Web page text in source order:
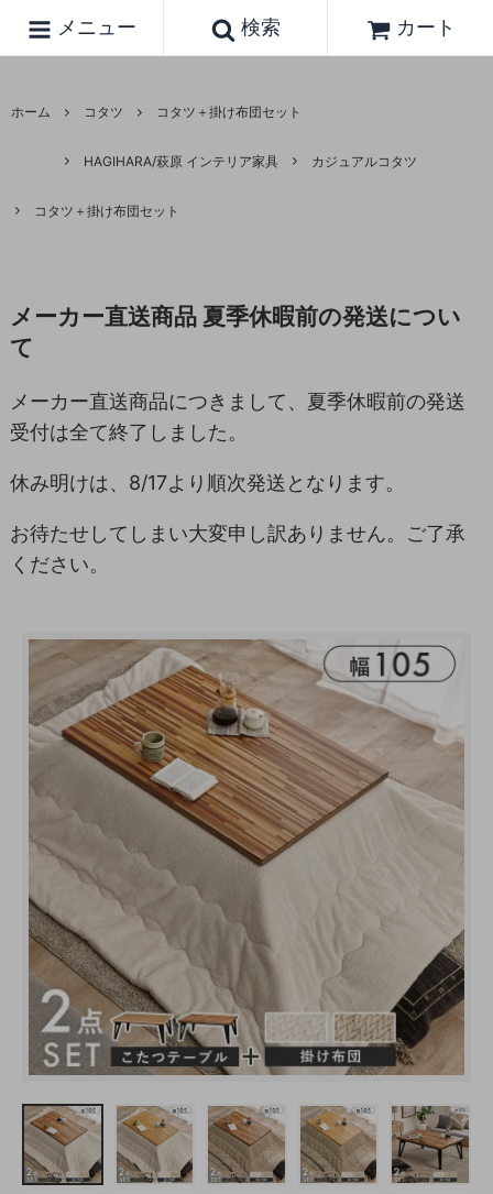
メニュー 検索 カート
ホーム コタツ コタツ＋掛け布団セット
HAGIHARA/萩原 インテリア家具 カジュアルコタツ
コタツ＋掛け布団セット
メーカー直送商品 夏季休暇前の発送につい
て
メーカー直送商品につきまして、夏季休暇前の発送
受付は全て終了しました。
休み明けは、8/17より順次発送となります。
お待たせしてしまい大変申し訳ありません。ご了承
ください。